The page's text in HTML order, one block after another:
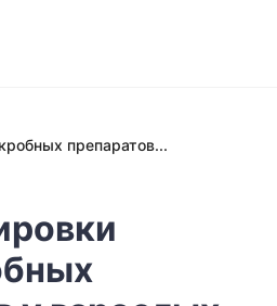
препаратов...